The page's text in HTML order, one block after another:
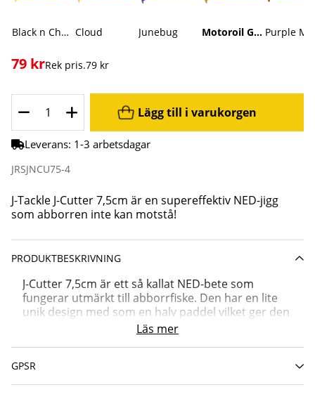
J-Tackle J-Cutter 7,5cm är en supereffektiv NED-jigg
som abborren inte kan motstå!
79 krRek pris.79 kr
Black n Chartreuse Cloud Junebug Motoroil Glitter
Lägg till i varukorgen
Leverans: 1-3 arbetsdagar
JRSJNCU75-4
PRODUKTBESKRIVNING
J-Cutter 7,5cm är ett så kallat NED-bete som
fungerar utmärkt till abborrfiske. Den har en lite
unik design med som en halv paddel vilket ger den
extra gång när den fiskas hem försiktigt som ett
eller med en klassisk NED-skalle som får betet att
stå fint på botten likt en igel som är ett lätt byte för
Läs mer
GPSR